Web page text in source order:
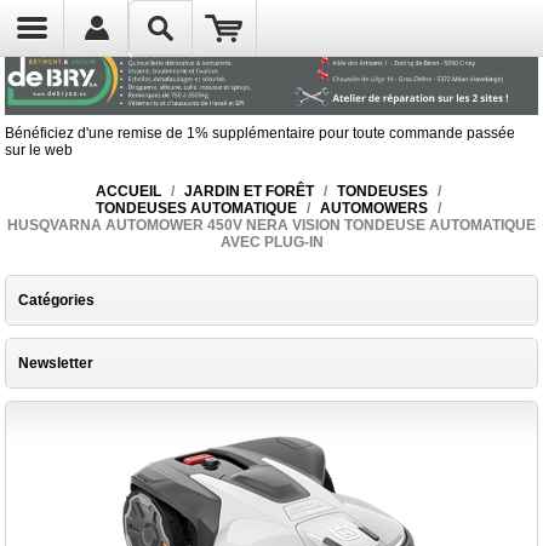
Bénéficiez d'une remise de 1% supplémentaire pour toute commande passée
sur le web
ACCUEIL / JARDIN ET FORÊT / TONDEUSES /
TONDEUSES AUTOMATIQUE / AUTOMOWERS /
HUSQVARNA AUTOMOWER 450V NERA VISION TONDEUSE AUTOMATIQUE
AVEC PLUG-IN
Catégories
Newsletter